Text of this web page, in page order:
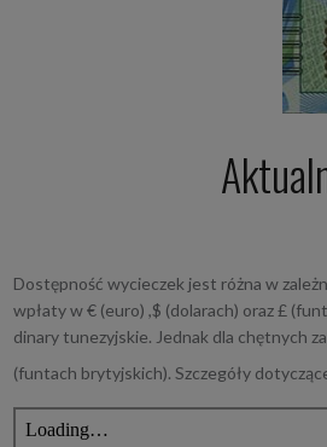
Dostępność wycieczek jest różna w
wpłaty w € (euro) ,$ (dolarach) oraz £
dinary tunezyjskie. Jednak dla chętnych
(funtach brytyjskich). Szczegóły